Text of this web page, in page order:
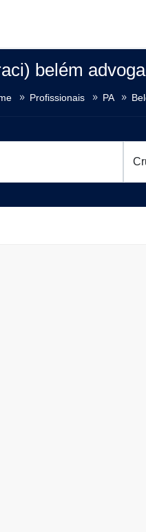
belém
Profissionais PA